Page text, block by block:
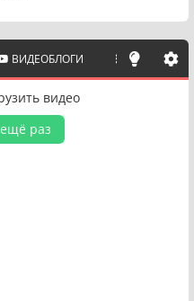
ВИДЕОБЛОГИ ПОХОЖИЕ
видео
раз